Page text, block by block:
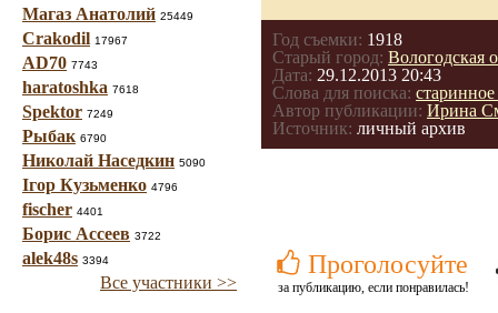
Магаз Анатолий 25449
Crakodil 17967
AD70 7743
haratoshka 7618
Spektor 7249
Рыбак 6790
Николай Наседкин 5090
Ігор Кузьменко 4796
fischer 4401
Борис Ассеев 3722
alek48s 3394
Все участники >>
Год съемки: 1918
Старый город: Вологодская
Дата: 29.12.2013 20:43
Слова для поиска:
Автор публикации: Ирина
Источник: личный архив
Проголосуйте
за публикацию, если понравилась!